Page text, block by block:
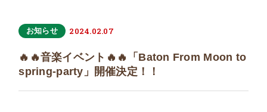
お知らせ 2024.02.07
🔥🔥音楽イベント🔥🔥「Baton From Moon to
spring-party」開催決定！！